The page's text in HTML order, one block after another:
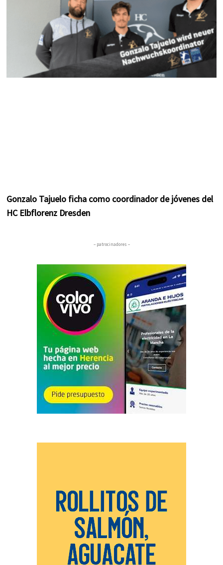
Gonzalo Tajuelo ficha como coordinador de jóvenes del
HC Elbflorenz Dresden
– patrocinadores –